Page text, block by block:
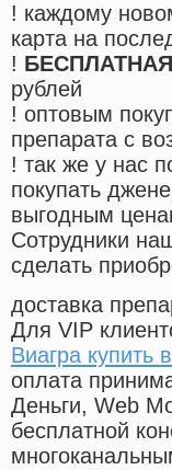
! каждому
карта на
!
рублей
! оптовым
препарата с
! так же у нас
покупать
выгодным
Cотрудники
сделать
доставка
Для VIP
Виагра купить
оплата
Деньги, Web
бесплатной